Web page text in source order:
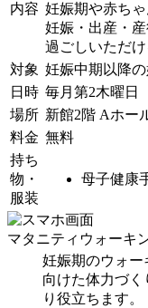
内容 妊娠期や赤ち
妊娠・出産・
過ごしいただけ
対象 妊娠中期以降
日時 毎月第2木曜日
場所 新館2階 Aホー
料金 無料
持ち
物・
服装
母子健康
マタニティウォーキ
妊娠期のウォー
向けた体力づ
り役立ちます。